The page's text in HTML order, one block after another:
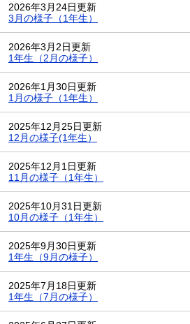
2026年3月24日更新
3月の様子（1年生）
2026年3月2日更新
1年生（2月の様子）
2026年1月30日更新
1月の様子（1年生）
2025年12月25日更新
12月の様子(1年生）
2025年12月1日更新
11月の様子（1年生）
2025年10月31日更新
10月の様子（1年生）
2025年9月30日更新
1年生（9月の様子）
2025年7月18日更新
1年生（7月の様子）